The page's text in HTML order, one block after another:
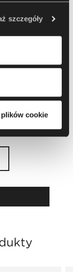
nasi
z plików
osobowych, w
zachęcamy do
szczegóły
cookie
Wyczyść